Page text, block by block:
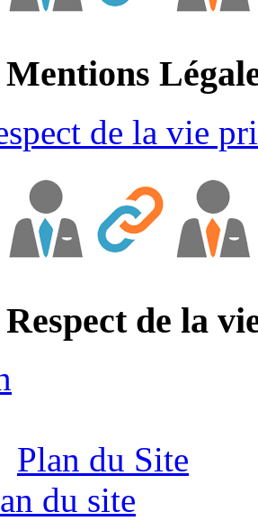
Mentions
de la vie
Respect de la
Plan du Site
du site